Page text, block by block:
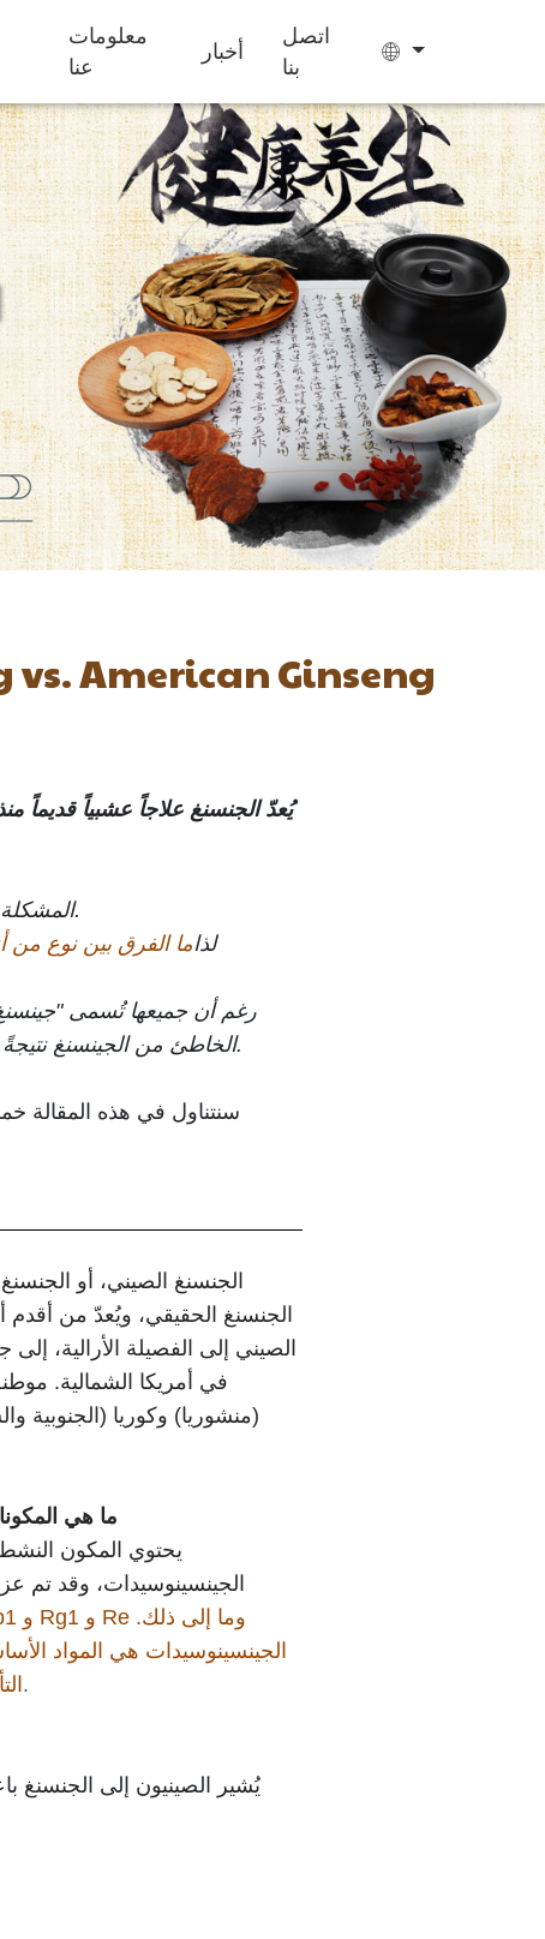
معلومات
عنا
أخبار
اتصل
بنا
تحسين النوم
مكملات غذائية
للأطفال لزيادة
الوزن
كعكة إيجيو
أكياس الشاي حلوى الجيلي
vs. American Ginseng
يُعدّ الجنسنغ علاجاً عشبياً قديماً
يجد معظم الناس صعوبة في فهم الاختلافات بين أنواع الجنسنغ المختلفة المتوفرة.
لذاما الفرق بين نوع من
الخاطئ من الجينسنغ نتيجةً للحيرة إلى إهدار المال عند استخدامه لأغراض صحية، وفي أسوأ الأحوال، قد يكون ضارًا بالصحة.
سنتناول في هذه المقالة
الجنسنغ الصيني، أو
الجنسنغ الحقيقي، ويُعدّ من أقدم
الصيني إلى الفصيلة الأرالية،
في أمريكا الشمالية.
(منشوريا) وكوريا (الجنوبية
ما هي
يحتوي المكون
الجينسينوسيدات، وقد تم
الجينسينوسيدات هي المواد
التأثيرات الفسيولوجية للجينسنغ.
يُشير الصينيون إلى الجنسنغ